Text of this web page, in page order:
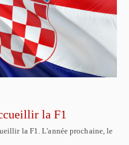
la F1
la F1. L'année prochaine, le